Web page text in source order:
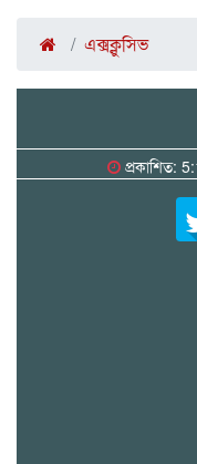
এক্সক্লুসিভ
প্রকাশিত: